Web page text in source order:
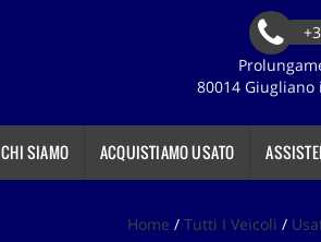
80014 Giugliano
CHI SIAMO ACQUISTIAMO USATO
Home / Tutti I Veicoli /